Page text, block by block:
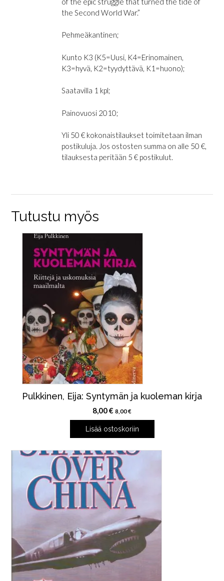
the Second World War.”
Pehmeäkantinen;
Kunto K3 (K5=Uusi, K4=Erinomainen,
K3=hyvä, K2=tyydyttävä, K1=huono);
Saatavilla 1 kpl;
Painovuosi 2010;
Yli 50 € kokonaistilaukset toimitetaan ilman
postikuluja. Jos ostosten summa on alle 50 €,
tilauksesta peritään 5 € postikulut.
Tutustu myös
Pulkkinen, Eija: Syntymän ja kuoleman kirja
8,00€ 8,00€
Lisää ostoskoriin